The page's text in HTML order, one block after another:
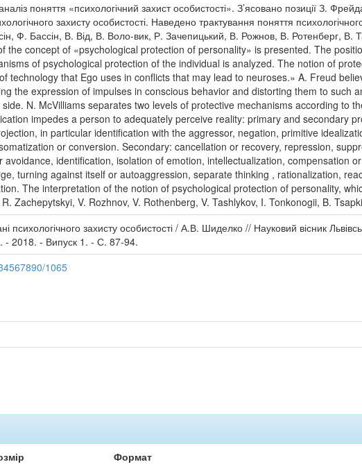
поняття «психологічний захист особистості». З’ясовано позиції З.
захисту особистості. Наведено трактування поняття
Ф. Бассін, В. Від, В. Воло-вик, Р. Зачепицький, В. Рожнов, В. Ротенберг, В.
the concept of «psychological protection of personality» is presented. The
of psychological protection of the individual is analyzed. The notion of
technology that Ego uses in conflicts that may lead to neuroses.» A. Freud
the expression of impulses in conscious behavior and distorting them to such
N. McVilliams separates two levels of protective mechanisms according to
impedes a person to adequately perceive reality: primary and secondary
in particular identification with the aggressor, negation, primitive
or conversion. Secondary: cancellation or recovery, repression,
identification, isolation of emotion, intellectualization, compensation
turning against itself or autoaggression, separate thinking , rationalization,
The interpretation of the notion of psychological protection of personality,
Zachepytskyi, V. Rozhnov, V. Rothenberg, V. Tashlykov, I. Tonkonogii, B.
психологічного захисту особистості / А.В. Шиделко // Науковий вісник
- 2018. - Випуск 1. - С. 87-94.
1065
Формат